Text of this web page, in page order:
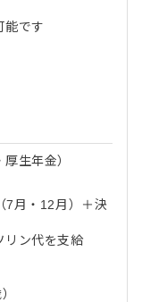
能です
生年金）
7月・12月）＋決
ン代を支給